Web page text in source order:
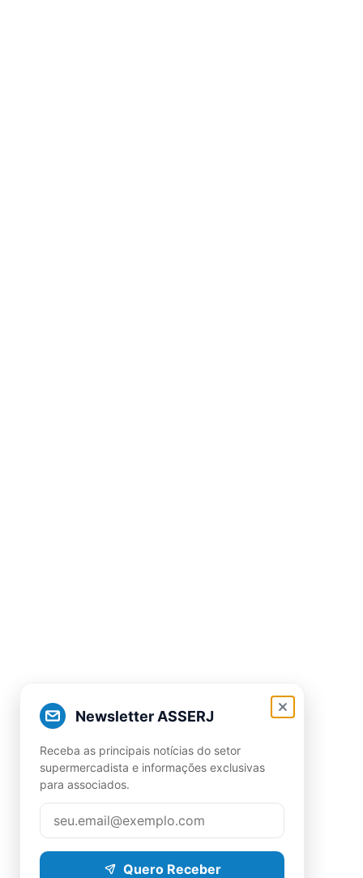
Newsletter ASSERJ
Receba as principais notícias do setor
supermercadista e informações exclusivas
para associados.
Quero Receber